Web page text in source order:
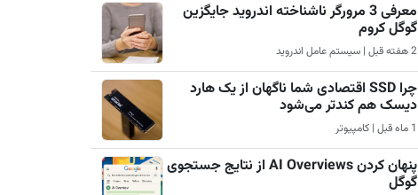
معرفی 3 مرورگر ناشناخته اندروید جایگزین
گوگل کروم
2 هفته قبل | سیستم عامل اندروید
چرا SSD اقتصادی شما ناگهان از یک هارد
دیسک هم کندتر می‌شود
1 ماه قبل | کامپیوتر
پنهان کردن AI Overviews از نتایج جستجوی
گوگل